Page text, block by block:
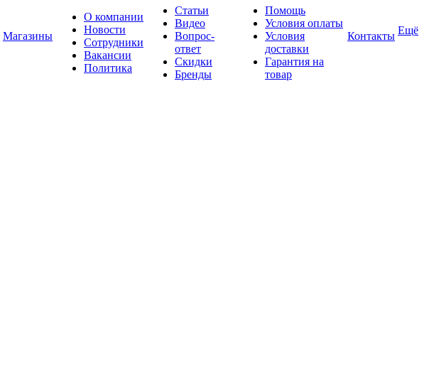
Магазины
О компании
Новости
Сотрудники
Вакансии
Политика
Статьи
Видео
Вопрос-
ответ
Скидки
Бренды
Помощь
Условия оплаты
Условия
доставки
Гарантия на
товар
Контакты Ещё